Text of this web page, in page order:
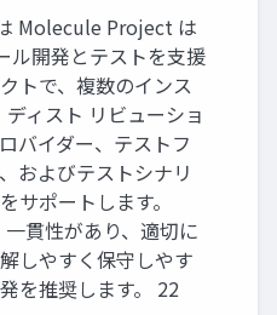
Molecule Project は
ル開発とテストを支援
トで、複数のインス
ィスト リビューショ
バイダー、テストフ
およびテストシナリ
サポートします。
貫性があり、適切に
しやすく保守しやす
を推奨します。 22